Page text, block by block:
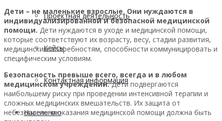
Проектная деятельность
Кейсы
Контактная информация
Населению
Дети – не маленькие взрослые. Они нуждаются в
индивидуализированной и безопасной медицинской
помощи. Дети нуждаются в уходе и медицинской помощи,
которые соответствуют их возрасту, весу, стадии развития,
медицинским потребностям, способности коммуницировать и
специфическим условиям.
Безопасность превыше всего, всегда и в любом
медицинском учреждении.Дети подвергаются
наибольшему риску при проведении интенсивной терапии и
сложных медицинских вмешательств. Их защита от
небезопасного оказания медицинской помощи должна быть